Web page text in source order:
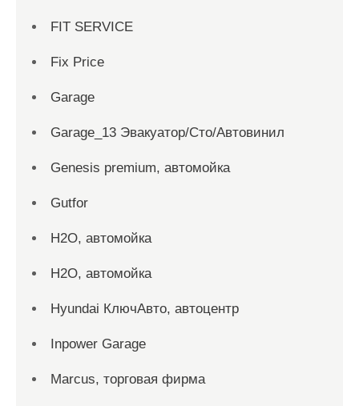
FIT SERVICE
Fix Price
Garage
Garage_13 Эвакуатор/Сто/Автовинил
Genesis premium, автомойка
Gutfor
H2O, автомойка
H2O, автомойка
Hyundai КлючАвто, автоцентр
Inpower Garage
Marcus, торговая фирма